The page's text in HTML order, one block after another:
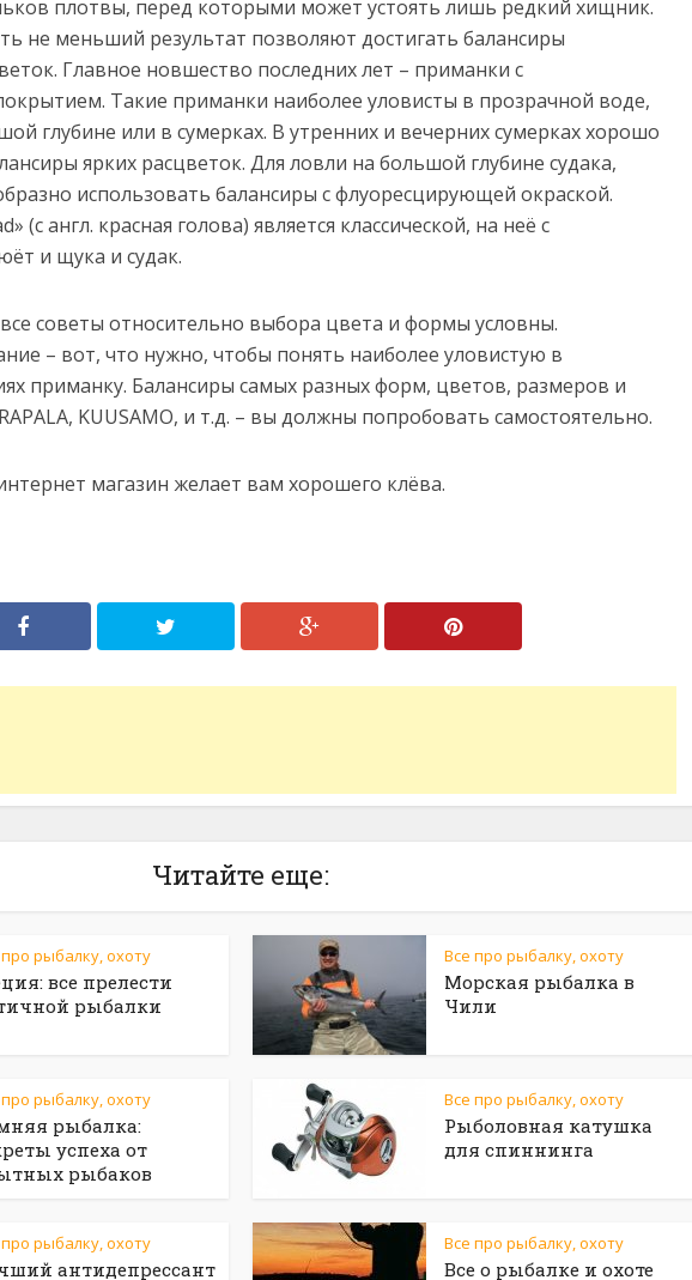
плотвы, перед которыми может устоять лишь редкий хищник.
не меньший результат позволяют достигать балансиры
Главное новшество последних лет – приманки с
Такие приманки наиболее уловисты в прозрачной воде,
глубине или в сумерках. В утренних и вечерних сумерках хорошо
ярких расцветок. Для ловли на большой глубине судака,
использовать балансиры с флуоресцирующей окраской.
(с англ. красная голова) является классической, на неё с
и щука и судак.
советы относительно выбора цвета и формы условны.
– вот, что нужно, чтобы понять наиболее уловистую в
приманку. Балансиры самых разных форм, цветов, размеров и
KUUSAMO, и т.д. – вы должны попробовать самостоятельно.
магазин желает вам хорошего клёва.
Читайте еще:
рыбалку, охоту
все прелести
рыбалки
Все про рыбалку, охоту
Морская рыбалка в
Чили
рыбалку, охоту
рыбалка:
успеха от
рыбаков
Все про рыбалку, охоту
Рыболовная катушка
для спиннинга
рыбалку, охоту
антидепрессант
Все про рыбалку, охоту
Все о рыбалке и охоте